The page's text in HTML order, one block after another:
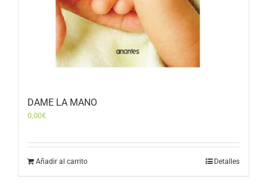
DAME LA MANO
0,00€
Añadir al carrito Detalles